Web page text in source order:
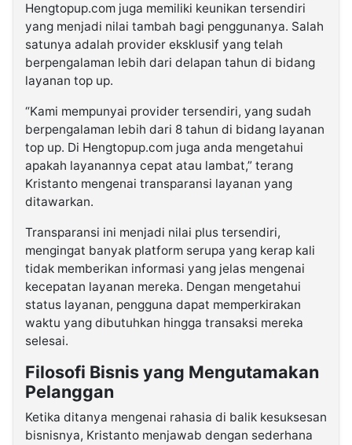
Hengtopup.com juga memiliki keunikan tersendiri
yang menjadi nilai tambah bagi penggunanya. Salah
satunya adalah provider eksklusif yang telah
berpengalaman lebih dari delapan tahun di bidang
layanan top up.
“Kami mempunyai provider tersendiri, yang sudah
berpengalaman lebih dari 8 tahun di bidang layanan
top up. Di Hengtopup.com juga anda mengetahui
apakah layanannya cepat atau lambat,” terang
Kristanto mengenai transparansi layanan yang
ditawarkan.
Transparansi ini menjadi nilai plus tersendiri,
mengingat banyak platform serupa yang kerap kali
tidak memberikan informasi yang jelas mengenai
kecepatan layanan mereka. Dengan mengetahui
status layanan, pengguna dapat memperkirakan
waktu yang dibutuhkan hingga transaksi mereka
selesai.
Filosofi Bisnis yang Mengutamakan
Pelanggan
Ketika ditanya mengenai rahasia di balik kesuksesan
bisnisnya, Kristanto menjawab dengan sederhana